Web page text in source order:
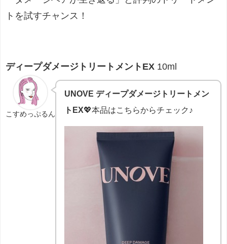
トを試すチャンス！
ディープダメージトリートメントEX 10ml
こすめっぷるん
UNOVE ディープダメージトリートメン
トEX💖本品はこちらからチェック♪